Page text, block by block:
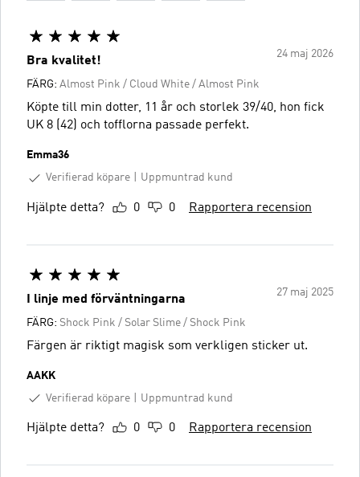
24 maj 2026
Bra kvalitet!
FÄRG: Almost Pink / Cloud White / Almost Pink
Köpte till min dotter, 11 år och storlek 39/40, hon fick
UK 8 (42) och tofflorna passade perfekt.
Emma36
Verifierad köpare
Uppmuntrad kund
Hjälpte detta? 0 0 Rapportera recension
27 maj 2025
I linje med förväntningarna
FÄRG: Shock Pink / Solar Slime / Shock Pink
Färgen är riktigt magisk som verkligen sticker ut.
AAKK
Verifierad köpare
Uppmuntrad kund
Hjälpte detta? 0 0 Rapportera recension